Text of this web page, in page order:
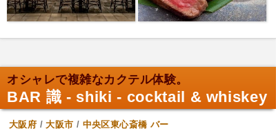
オシャレで複雑なカクテル体験。
BAR 識 - shiki - cocktail & whiskey
大阪府 /大阪市 / 中央区東心斎橋 バー